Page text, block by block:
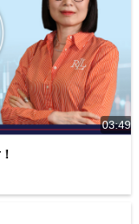
03:49